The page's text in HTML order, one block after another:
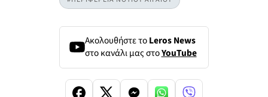
Ακολουθήστε τοLeros News
στο κανάλι μας στοYouTube